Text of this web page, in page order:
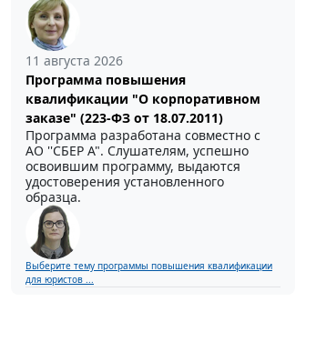
11 августа 2026
Программа повышения
квалификации "О корпоративном
заказе" (223-ФЗ от 18.07.2011)
Программа разработана совместно с
АО ''СБЕР А". Слушателям, успешно
освоившим программу, выдаются
удостоверения установленного
образца.
Выберите тему программы повышения квалификации
для юристов ...